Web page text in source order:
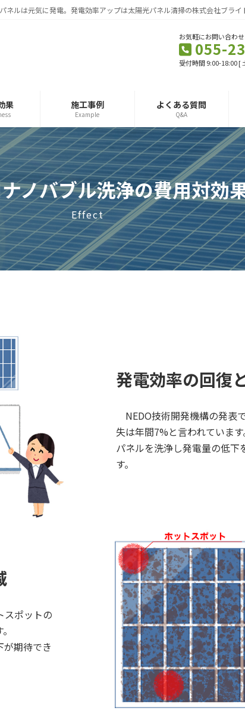
ネルは元気に発電。発電効率アップは太陽光パネル清掃の株式会社ブライ
お気軽にお問い合わせ
055-
受付時間 9:00-18:00 [
果 施工事例
Example
よくある質問
Q&A
ノバブル洗浄の費用対効
Effect
発電効率の回復
NEDO技術開発機構の発表
失は年間7%と言われていま
パネルを洗浄し発電量の低下
す。
スポットの
期待でき